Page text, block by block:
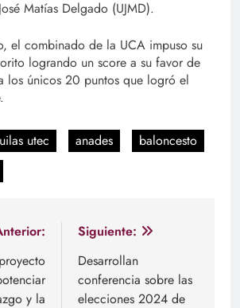
Matías Delgado (UJMD).
el combinado de la UCA impuso su
logrando un score a su favor de
los únicos 20 puntos que logró el
utec anades
baloncesto
y la
Siguiente:
Desarrollan
conferencia sobre las
elecciones 2024 de